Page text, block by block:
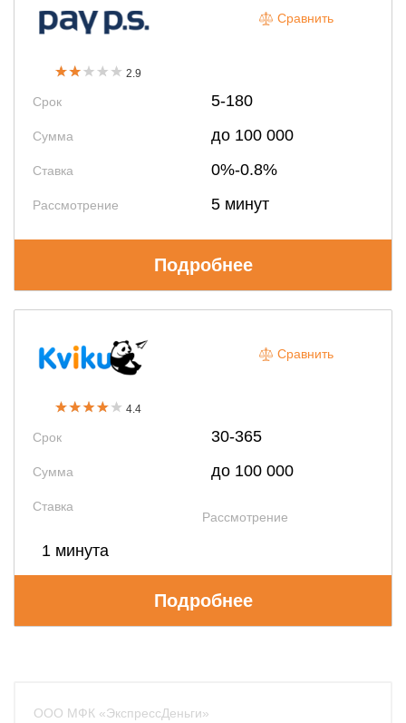
2.9
Срок 5-180
Сумма до 100 000
Ставка 0%-0.8%
Рассмотрение 5 минут
Сравнить
Подробнее
4.4
Срок 30-365
Сумма до 100 000
Ставка
Рассмотрение
1 минута
Сравнить
Подробнее
ООО МФК «ЭкспрессДеньги»